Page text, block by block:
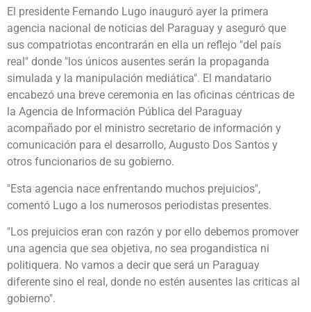
El presidente Fernando Lugo inauguró ayer la primera
agencia nacional de noticias del Paraguay y aseguró que
sus compatriotas encontrarán en ella un reflejo "del país
real" donde "los únicos ausentes serán la propaganda
simulada y la manipulación mediática". El mandatario
encabezó una breve ceremonia en las oficinas céntricas de
la Agencia de Información Pública del Paraguay
acompañado por el ministro secretario de información y
comunicación para el desarrollo, Augusto Dos Santos y
otros funcionarios de su gobierno.
"Esta agencia nace enfrentando muchos prejuicios",
comentó Lugo a los numerosos periodistas presentes.
"Los prejuicios eran con razón y por ello debemos promover
una agencia que sea objetiva, no sea progandistica ni
politiquera. No vamos a decir que será un Paraguay
diferente sino el real, donde no estén ausentes las criticas al
gobierno".